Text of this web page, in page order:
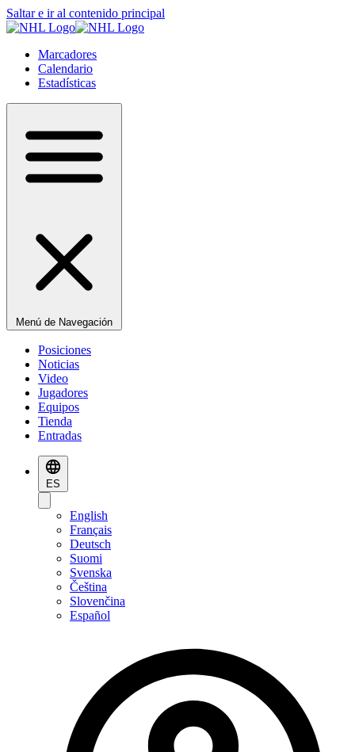
Saltar e ir al contenido principal
Marcadores
Calendario
Estadísticas
Menú de Navegación
Posiciones
Noticias
Video
Jugadores
Equipos
Tienda
Entradas
ES
English
Français
Deutsch
Suomi
Svenska
Čeština
Slovenčina
Español